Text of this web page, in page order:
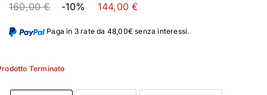
160,00 € -10% 144,00 €
Paga in 3 rate da 48,00€ senza interessi.
Terminato